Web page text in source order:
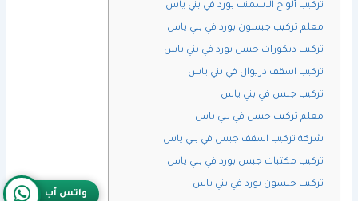
تركيب ألواح الاسمنت بورد في بني ياس
معلم تركيب جبسون بورد في بني ياس
تركيب ديكورات جبس بورد في بني ياس
تركيب اسقف دريوال في بني ياس
تركيب جبس في بني ياس
معلم تركيب جبس في بني ياس
شركة تركيب اسقف جبس في بني ياس
تركيب مكتبات جبس بورد في بني ياس
تركيب جبسون بورد في بني ياس
واتس آب